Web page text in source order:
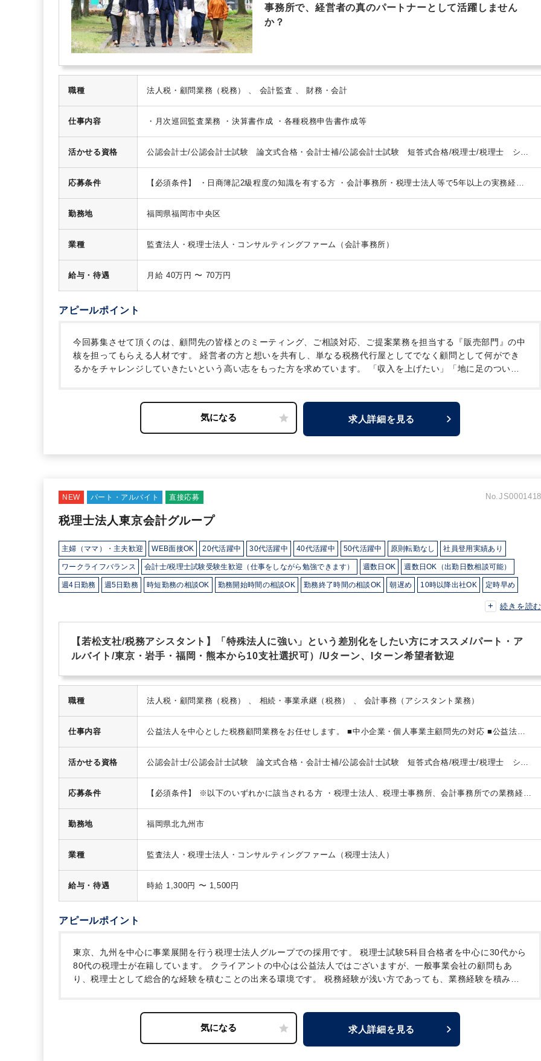
事務所で、経営者の真のパートナーとして活躍しません
か？
職種 法人税・顧問業務（税務） 、 会計監査 、 財務・会計
仕事内容 ・月次巡回監査業務 ・決算書作成 ・各種税務申告書作成等
活かせる資格
公認会計士/公認会計士試験 論文式合格・会計士補/公認会計士試験 短答式合格/税理士/税理士 シン
応募条件 【必須条件】 ・日商簿記2級程度の知識を有する方 ・会計事務所・税理士法人等で5年以上の実務経験
勤務地 福岡県福岡市中央区
業種 監査法人・税理士法人・コンサルティングファーム（会計事務所）
給与・待遇 月給 40万円 〜 70万円
アピールポイント
今回募集させて頂くのは、顧問先の皆様とのミーティング、ご相談対応、ご提案業務を担当する『販売部門』の中
核を担ってもらえる人材です。
経営者の方と想いを共有し、単なる税務代行屋としてでなく顧問として何ができ
るかをチャレンジしていきたいという高い志をもった方を求めています。
「収入を上げたい」「地に足のついた
求人詳細を見る
NEW パート・アルバイト 直接応募 No.JS0001418
税理士法人東京会計グループ
主婦（ママ）・主夫歓迎 WEB面接OK 20代活躍中 30代活躍中 40代活躍中 50代活躍中 原則転勤なし 社員登用実績あり
ワークライフバランス 会計士/税理士試験受験生歓迎（仕事をしながら勉強できます） 週数日OK 週数日OK（出勤日数相談可能）
週4日勤務 週5日勤務 時短勤務の相談OK 勤務開始時間の相談OK 勤務終了時間の相談OK 朝遅め 10時以降出社OK 定時早め
残業20時間未満
シフト勤務 扶養控除内 駅から徒歩5分以内 オフィスカジュアルOK 少人数の職場（所属部門の人数3人以下） 研修・資格取得支援
教育環境が充実 社内システム等のOJT 業務手順等のOJT 土日祝休み EXCELのスキルが活かせる freee PCA 魔法陣
続きを読む
【若松支社/税務アシスタント】「特殊法人に強い」という差別化をしたい方にオススメ/パート・ア
ルバイト/東京・岩手・福岡・熊本から10支社選択可）/Uターン、Iターン希望者歓迎
職種 法人税・顧問業務（税務） 、 相続・事業承継（税務） 、 会計事務（アシスタント業務）
仕事内容 公益法人を中心とした税務顧問業務をお任せします。 ■中小企業・個人事業主顧問先の対応 ■公益法人
Ａ：家庭の事情等（ワークライフバランス）を考慮して働きたい方向けＢ：専門職志望を持ち積極的な
自己研鑽により成長しながら働きたい方向け
活かせる資格
公認会計士/公認会計士試験 論文式合格・会計士補/公認会計士試験 短答式合格/税理士/税理士 シン
応募条件 【必須条件】 ※以下のいずれかに該当される方 ・税理士法人、税理士事務所、会計事務所での業務経験
方
勤務地 福岡県北九州市
業種 監査法人・税理士法人・コンサルティングファーム（税理士法人）
給与・待遇 時給 1,300円 〜 1,500円
アピールポイント
東京、九州を中心に事業展開を行う税理士法人グループでの採用です。
税理士試験5科目合格者を中心に30代から
80代の税理士が在籍しています。
クライアントの中心は公益法人ではございますが、一般事業会社の顧問もあ
り、税理士として総合的な経験を積むことの出来る環境です。
税務経験が浅い方であっても、業務経験を積みな
ができます。ぜひご検討いただきたい求人です。
拠点が複数あるため、Uターン希望者、Iターン希望者は是非ご
求人詳細を見る